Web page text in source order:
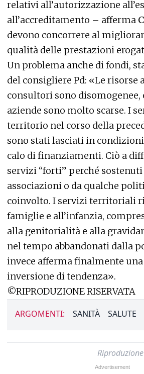
relativi all’autorizzazione
all’accreditamento – afferma
devono concorrere al
qualità delle prestazioni
Un problema anche di fondi,
del consigliere Pd: «Le risorse
consultori sono disomogenee,
aziende sono molto scarse. I
territorio nel corso della
sono stati lasciati in
calo di finanziamenti. Ciò a
servizi “forti” perché
associazioni o da qualche
coinvolto. I servizi territoriali
famiglie e all’infanzia,
alla genitorialità e alla
nel tempo abbandonati dalla
invece afferma finalmente
inversione di tendenza».
©RIPRODUZIONE RISERVATA
ARGOMENTI: SANITÀ SALUTE